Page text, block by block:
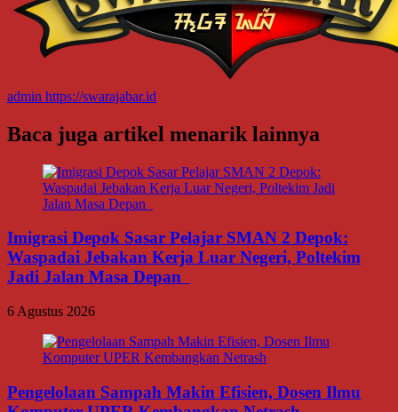
admin https://swarajabar.id
Baca juga artikel menarik lainnya
Imigrasi Depok Sasar Pelajar SMAN 2 Depok:
Waspadai Jebakan Kerja Luar Negeri, Poltekim
Jadi Jalan Masa Depan
6 Agustus 2026
Pengelolaan Sampah Makin Efisien, Dosen Ilmu